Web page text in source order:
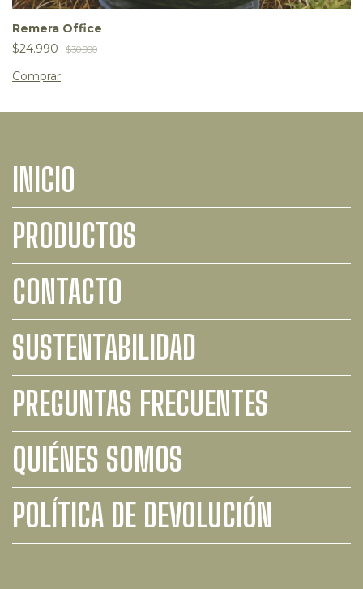
Remera Office
$24.990
$30.990
Comprar
INICIO
PRODUCTOS
CONTACTO
SUSTENTABILIDAD
PREGUNTAS FRECUENTES
QUIÉNES SOMOS
POLÍTICA DE DEVOLUCIÓN